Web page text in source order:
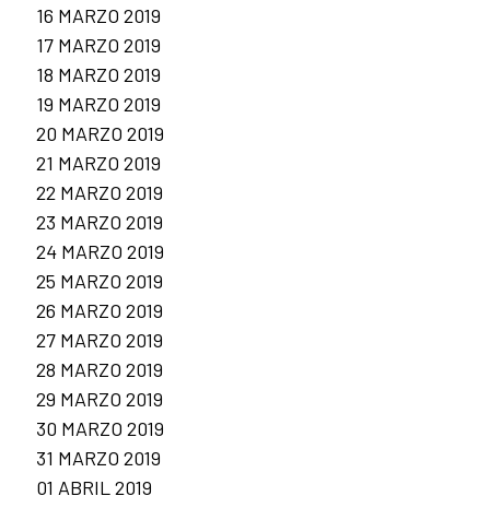
16 MARZO 2019
17 MARZO 2019
18 MARZO 2019
19 MARZO 2019
20 MARZO 2019
21 MARZO 2019
22 MARZO 2019
23 MARZO 2019
24 MARZO 2019
25 MARZO 2019
26 MARZO 2019
27 MARZO 2019
28 MARZO 2019
29 MARZO 2019
30 MARZO 2019
31 MARZO 2019
01 ABRIL 2019